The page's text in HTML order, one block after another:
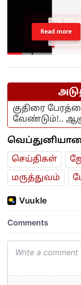
Read more
குதிரை
வேண்டும்!..
செய்திகள்
மரு‌த்துவ‌ம்